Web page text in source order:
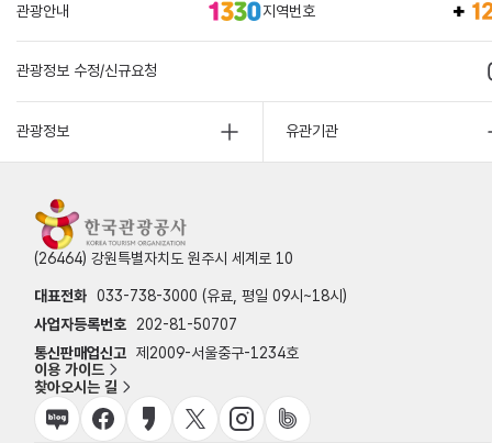
관광안내 지역번호
관광정보 수정/신규요청
관광정보 유관기관
(26464) 강원특별자치도 원주시 세계로 10
대표전화 033-738-3000 (유료, 평일 09시~18시)
사업자등록번호
202-81-50707
통신판매업신고 제2009-서울중구-1234호
이용 가이드
찾아오시는 길